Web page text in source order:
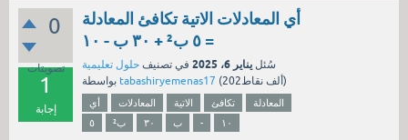
0
تصويتات
1
إجابة
أي المعادلات الاتية تكافئ المعادلة
٥ ب² + ٣٠ ب - ١٠ =
سُئل يناير 6، 2025 في تصنيف حلول تعليمية
tabashiryemenas17 ( 202ألف نقاط)
أي المعادلات الاتية تكافئ
المعادلة
٥
ب² ٣٠ ب - ١٠